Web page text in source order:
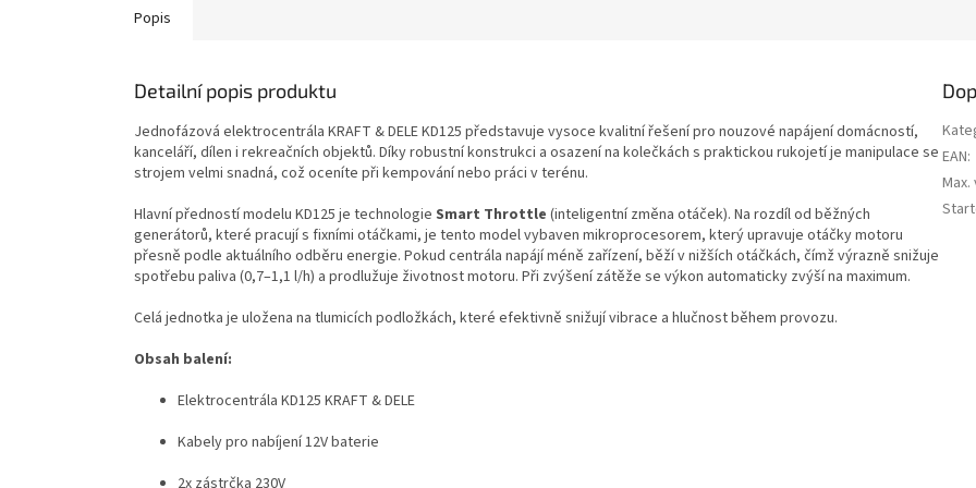
Popis
Detailní popis produktu
Jednofázová elektrocentrála KRAFT & DELE KD125 představuje vysoce kvalitní řešení pro nouzové napájení domácností,
kanceláří, dílen i rekreačních objektů. Díky robustní konstrukci a osazení na kolečkách s praktickou rukojetí je manipulace se
strojem velmi snadná, což oceníte při kempování nebo práci v terénu.
Hlavní předností modelu KD125 je technologie Smart Throttle (inteligentní změna otáček). Na rozdíl od běžných
generátorů, které pracují s fixními otáčkami, je tento model vybaven mikroprocesorem, který upravuje otáčky motoru
přesně podle aktuálního odběru energie. Pokud centrála napájí méně zařízení, běží v nižších otáčkách, čímž výrazně snižuje
spotřebu paliva (0,7–1,1 l/h) a prodlužuje životnost motoru. Při zvýšení zátěže se výkon automaticky zvýší na maximum.
Celá jednotka je uložena na tlumicích podložkách, které efektivně snižují vibrace a hlučnost během provozu.
Obsah balení:
Elektrocentrála KD125 KRAFT & DELE
Kabely pro nabíjení 12V baterie
EAN: